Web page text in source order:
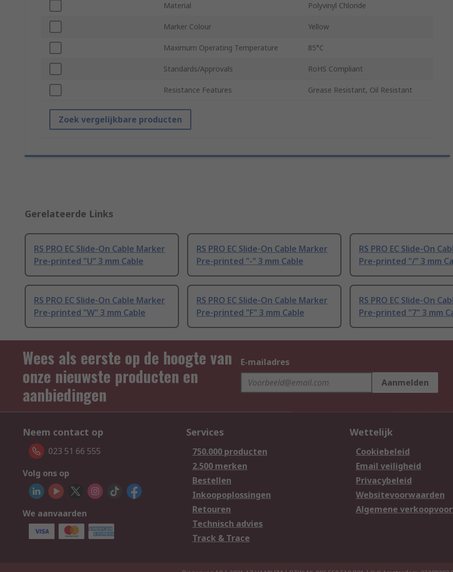
Material Polyvinyl Chloride
Marker Colour Yellow
Maximum Operating Temperature 85°C
Standards/Approvals RoHS Compliant
Resistance Features Grease Resistant, Oil Resistant
Zoek vergelijkbare producten
Gerelateerde Links
RS PRO EC Slide-On Cable Marker
Pre-printed "U" 3 mm Cable
RS PRO EC Slide-On Cable Marker
Pre-printed "-" 3 mm Cable
RS PRO EC Slide-On
Pre-printed "/" 3 mm
RS PRO EC Slide-On Cable Marker
Pre-printed "W" 3 mm Cable
RS PRO EC Slide-On Cable Marker
Pre-printed "F" 3 mm Cable
RS PRO EC Slide-On
Pre-printed "7" 3 mm
Wees als eerste op de hoogte van
onze nieuwste producten en
aanbiedingen
E-mailadres
Aanmelden
Neem contact op
023 51 66 555
Volg ons op
We aanvaarden
Services
750.000 producten
2.500 merken
Bestellen
Inkoopoplossingen
Retouren
Technisch advies
Track & Trace
Wettelijk
Cookiebeleid
Email veiligheid
Privacybeleid
Websitevoorwaarden
Algemene